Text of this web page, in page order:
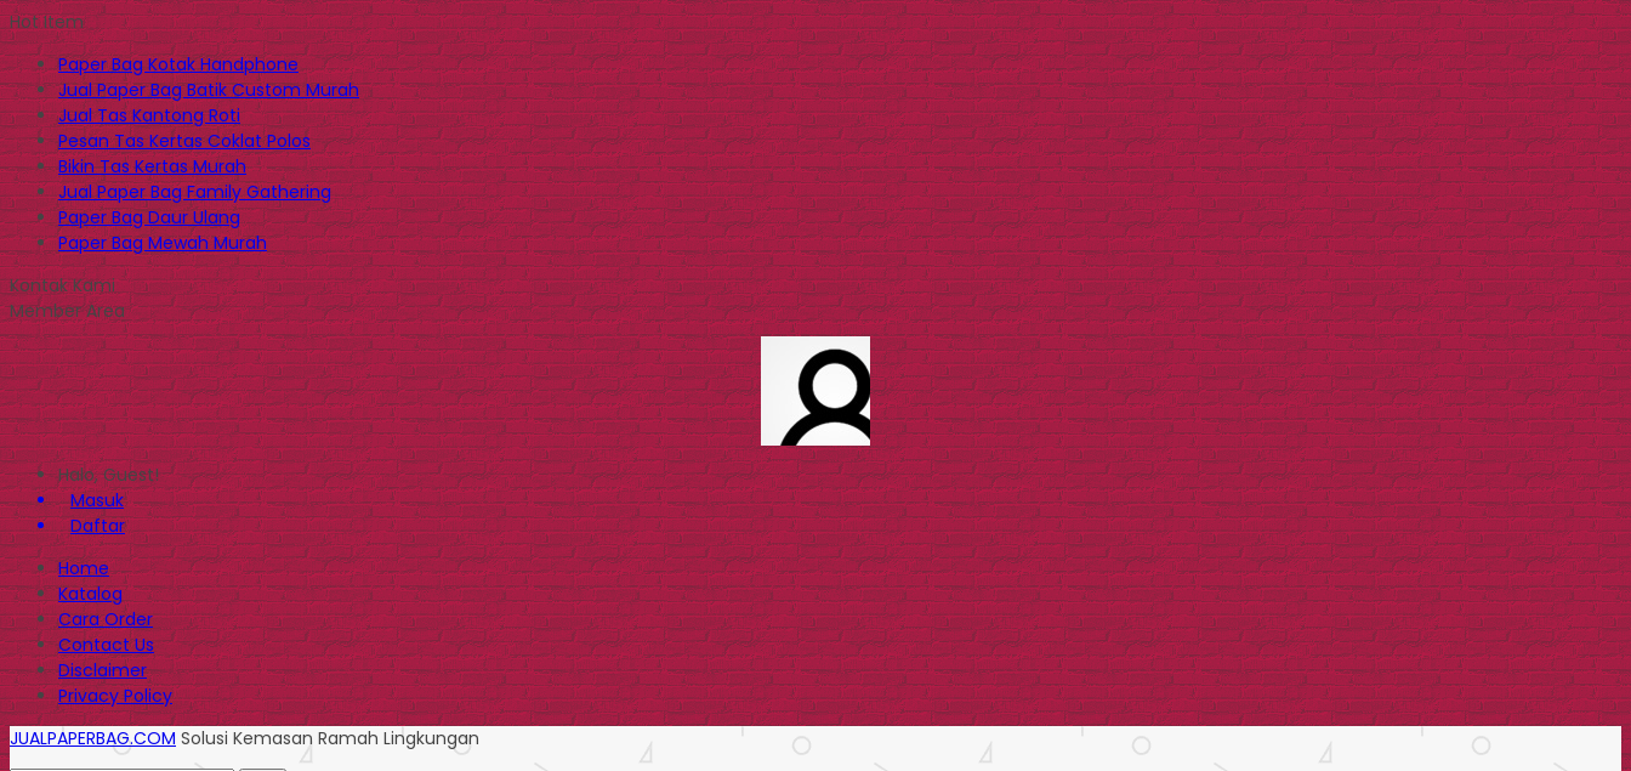
Hot Item
Paper Bag Kotak Handphone
Jual Paper Bag Batik Custom Murah
Jual Tas Kantong Roti
Pesan Tas Kertas Coklat Polos
Bikin Tas Kertas Murah
Jual Paper Bag Family Gathering
Paper Bag Daur Ulang
Paper Bag Mewah Murah
Kontak Kami
Member Area
Halo, Guest!
Masuk
Daftar
Home
Katalog
Cara Order
Contact Us
Disclaimer
Privacy Policy
JUALPAPERBAG.COM Solusi Kemasan Ramah Lingkungan